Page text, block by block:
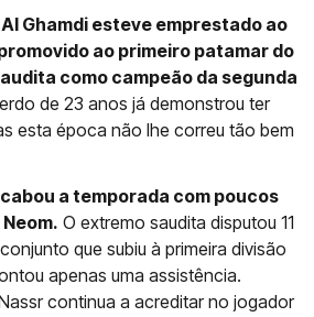
Ghamdi esteve emprestado ao
ao primeiro patamar do
como campeão da segunda
de 23 anos já demonstrou ter
esta época não lhe correu tão bem
a temporada com poucos
O extremo saudita disputou 11
que subiu à primeira divisão
apenas uma assistência.
continua a acreditar no jogador